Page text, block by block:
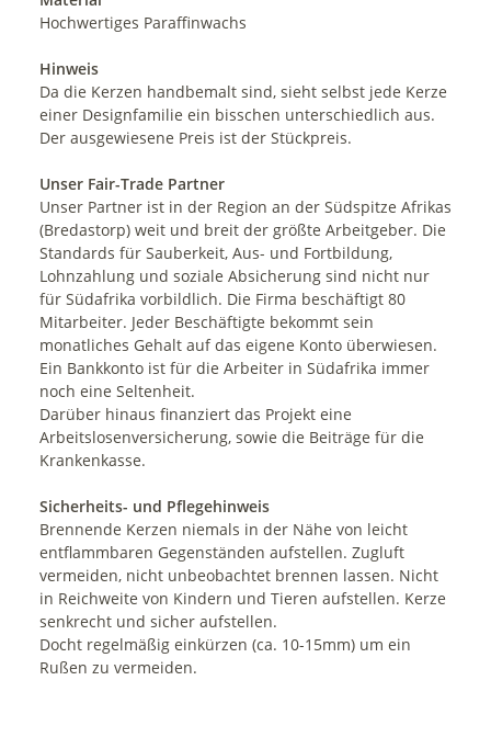
Hochwertiges Paraffinwachs
Hinweis
Da die Kerzen handbemalt sind, sieht selbst jede Kerze
einer Designfamilie ein bisschen unterschiedlich aus.
Der ausgewiesene Preis ist der Stückpreis.
Unser Fair-Trade Partner
Unser Partner ist in der Region an der Südspitze Afrikas
(Bredastorp) weit und breit der größte Arbeitgeber. Die
Standards für Sauberkeit, Aus- und Fortbildung,
Lohnzahlung und soziale Absicherung sind nicht nur
für Südafrika vorbildlich. Die Firma beschäftigt 80
Mitarbeiter. Jeder Beschäftigte bekommt sein
monatliches Gehalt auf das eigene Konto überwiesen.
Ein Bankkonto ist für die Arbeiter in Südafrika immer
noch eine Seltenheit.
Darüber hinaus finanziert das Projekt eine
Arbeitslosenversicherung, sowie die Beiträge für die
Krankenkasse.
Sicherheits- und Pflegehinweis
Brennende Kerzen niemals in der Nähe von leicht
entflammbaren Gegenständen aufstellen. Zugluft
vermeiden, nicht unbeobachtet brennen lassen. Nicht
in Reichweite von Kindern und Tieren aufstellen. Kerze
senkrecht und sicher aufstellen.
Docht regelmäßig einkürzen (ca. 10-15mm) um ein
Rußen zu vermeiden.